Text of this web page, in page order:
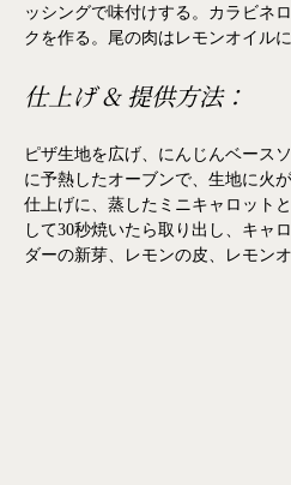
ッシングで味付けする。カラビネ
クを作る。尾の肉はレモンオイルに
仕上げ & 提供方法：
ピザ生地を広げ、にんじんベース
に予熱したオーブンで、生地に火
仕上げに、蒸したミニキャロット
して30秒焼いたら取り出し、キャ
ダーの新芽、レモンの皮、レモン